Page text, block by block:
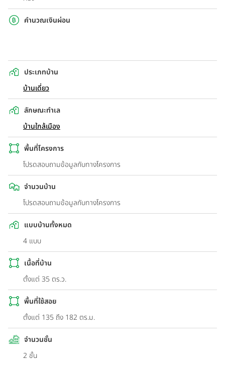
คำนวณเงินผ่อน
ประเภทบ้าน
บ้านเดี่ยว
ลักษณะทำเล
บ้านใกล้เมือง
พื้นที่โครงการ
โปรดสอบถามข้อมูลกับทางโครงการ
จำนวนบ้าน
โปรดสอบถามข้อมูลกับทางโครงการ
แบบบ้านทั้งหมด
4 แบบ
เนื้อที่บ้าน
ตั้งแต่ 35 ตร.ว.
พื้นที่ใช้สอย
ตั้งแต่ 135 ถึง 182 ตร.ม.
จำนวนชั้น
2 ชั้น